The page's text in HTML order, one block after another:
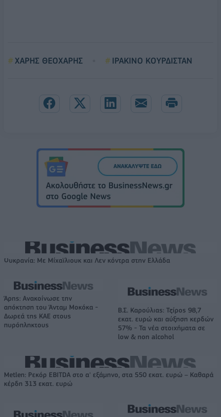
ΧΑΡΗΣ ΘΕΟΧΑΡΗΣ ΙΡΑΚΙΝΟ ΚΟΥΡΔΙΣΤΑΝ
Ουκρανία: Με Μίχαϊλιουκ και Λεν κόντρα στην Ελλάδα
Άρης: Ανακοίνωσε την
απόκτηση του Άνταμ Μοκόκα -
Δωρεά της ΚΑΕ στους
πυρόπληκτους
Β.Σ. Καρούλιας: Τζίρος 98,7
εκατ. ευρώ και αύξηση κερδών
57% - Τα νέα στοιχήματα σε
low & non alcohol
Metlen: Ρεκόρ EBITDA στο α' εξάμηνο, στα 550 εκατ. ευρώ – Καθαρά
κέρδη 313 εκατ. ευρώ